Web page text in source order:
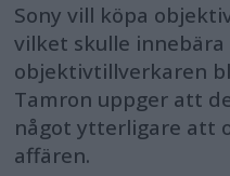
Sony vill köpa
vilket skulle
objektivtillverkaren
Tamron uppger att
något ytterligare att
affären.